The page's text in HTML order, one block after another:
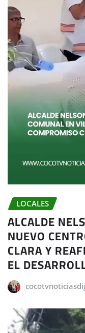
LOCALES
ALCALDE
NUEVO
CLARA Y
EL